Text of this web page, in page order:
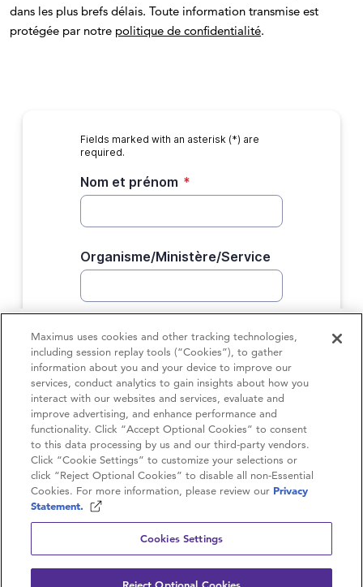
dans les plus brefs délais. Toute information transmise est
protégée par notre politique de confidentialité.
Contactez-nous
Carrières
Politique de confidentialité
Conditions d’utilisation
Maximus uses cookies and other tracking technologies,
including session replay tools (“Cookies”), to gather
information about you and your device to improve our
services, conduct analytics to gain insights about how you
interact with our websites and services, evaluate and
improve advertising, and enhance performance and
functionality. Click “Accept Optional Cookies” to consent
to this data processing by us and our third-party vendors.
Click “Cookie Settings” to customize your selections or
click “Reject Optional Cookies” to disable all non-Essential
Cookies. For more information, please review our Privacy
Statement.
Cookies Settings